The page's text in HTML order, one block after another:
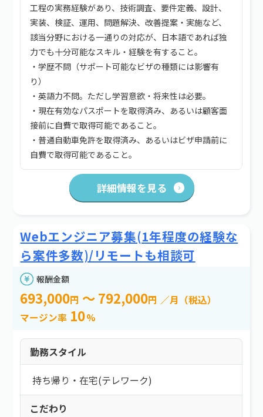
工程の実務経験があり、技術調査、要件定義、設計、
実装、検証、運用、問題解決、改善提案・実施など、
該当分野における一通りの対応が、日本語であれば独
力でも十分可能なスキル・経験を有すること。
・学歴不問（サポート可能なビザの種類には影響有
り）
・英語力不問。ただし学習意欲・将来性は必要。
・現在有効なパスポートを取得済み、あるいは顧客面
接前に自費で取得可能であること。
・普通自動車免許を取得済み、あるいはビザ申請前に
自費で取得可能であること。
詳細情報を見る
Webエンジニア募集(1年程度の経験な
ら案件多数)/リモートも相談可
報酬金額
693,000円 ～ 792,000円 ／月（税込）
マージン率 10%
勤務スタイル
持ち帰り・在宅(テレワーク)
こだわり